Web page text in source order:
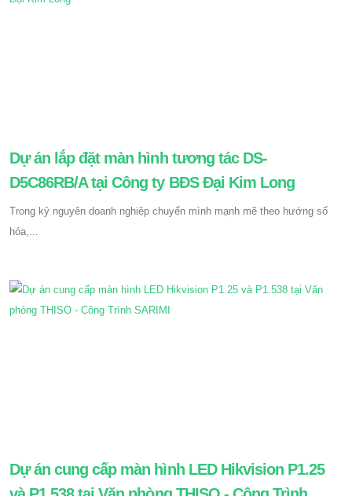
Dự án lắp đặt màn hình tương tác DS-
D5C86RB/A tại Công ty BĐS Đại Kim Long
Trong kỷ nguyên doanh nghiệp chuyển mình mạnh mẽ theo hướng số
hóa,...
Dự án cung cấp màn hình LED Hikvision P1.25